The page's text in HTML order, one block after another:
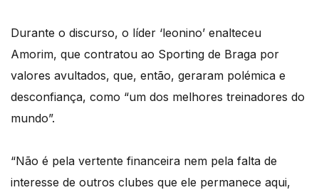
Durante o discurso, o líder ‘leonino’ enalteceu
Amorim, que contratou ao Sporting de Braga por
valores avultados, que, então, geraram polémica e
desconfiança, como “um dos melhores treinadores do
mundo”.
“Não é pela vertente financeira nem pela falta de
interesse de outros clubes que ele permanece aqui,